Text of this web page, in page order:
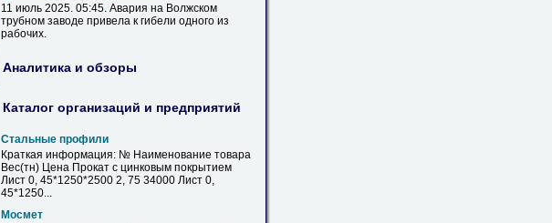
11 июль 2025. 05:45. Авария на Волжском
трубном заводе привела к гибели одного из
рабочих.
Аналитика и обзоры
Каталог организаций и предприятий
Стальные профили
Краткая информация: № Наименование товара
Вес(тн) Цена Прокат с цинковым покрытием
Лист 0, 45*1250*2500 2, 75 34000 Лист 0,
45*1250...
Мосмет